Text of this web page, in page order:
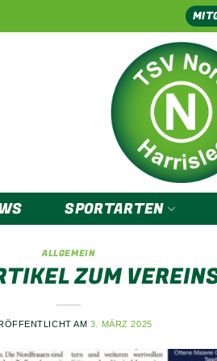
SPORTARTEN
ALLGEMEIN
ZUM
AM 3. MÄRZ 2025